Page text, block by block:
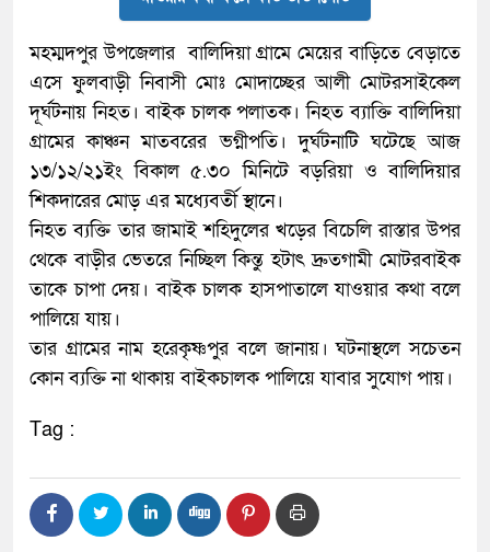
মহম্মদপুর উপজেলার বালিদিয়া গ্রামে মেয়ের বাড়িতে বেড়াতে
এসে ফুলবাড়ী নিবাসী মোঃ মোদাচ্ছের আলী মোটরসাইকেল
দূর্ঘটনায় নিহত। বাইক চালক পলাতক। নিহত ব‍্যাক্তি বালিদিয়া
গ্রামের কাঞ্চন মাতবরের ভগ্নীপতি। দুর্ঘটনাটি ঘটেছে আজ
১৩/১২/২১ইং বিকাল ৫.৩০ মিনিটে বড়রিয়া ও বালিদিয়ার
শিকদারের মোড় এর মধ্যেবর্তী স্থানে।
নিহত ব‍্যক্তি তার জামাই শহিদুলের খড়ের বিচেলি রাস্তার উপর
থেকে বাড়ীর ভেতরে নিচ্ছিল কিন্তু হটাৎ দ্রুতগামী মোটরবাইক
তাকে চাপা দেয়। বাইক চালক হাসপাতালে যাওয়ার কথা বলে
পালিয়ে যায়।
তার গ্রামের নাম হরেকৃষ্ণপুর বলে জানায়। ঘটনাস্থলে সচেতন
কোন ব‍্যক্তি না থাকায় বাইকচালক পালিয়ে যাবার সুযোগ পায়।
Tag :